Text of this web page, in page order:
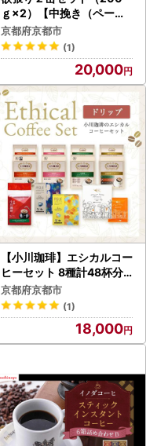
ｇ×2）【中挽き（ペーパ
ードリップ用）】
京都府京都市
(1)
20,000
【小川珈琲】エシカルコー
ヒーセット 8種計48杯分
｜ 京都 人気ブランド ドリ
ップ コーヒー
京都府京都市
(1)
18,000